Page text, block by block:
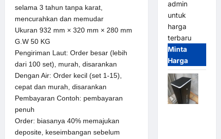
selama 3 tahun tanpa karat,
mencurahkan dan memudar
Ukuran 932 mm × 320 mm × 280 mm
G.W 50 KG
Pengiriman Laut: Order besar (lebih
dari 100 set), murah, disarankan
Dengan Air: Order kecil (set 1-15),
cepat dan murah, disarankan
Pembayaran Contoh: pembayaran
penuh
Order: biasanya 40% memajukan
deposite, keseimbangan sebelum
admin
untuk
harga
terbaru
Minta
Harga